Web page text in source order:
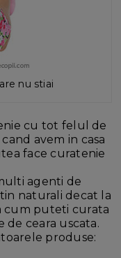
nu stiai
cu tot felul de
avem in casa
face curatenie
agenti de
naturali decat la
cum puteti curata
ceara uscata.
produse: